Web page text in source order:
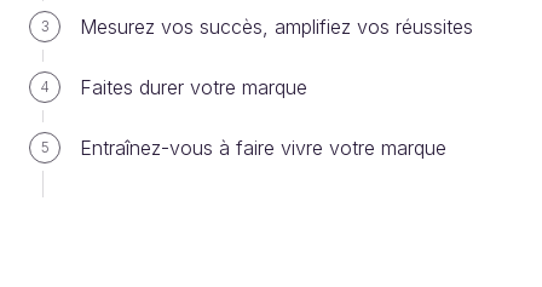
3 Mesurez vos succès, amplifiez vos réussites
4 Faites durer votre marque
5 Entraînez-vous à faire vivre votre marque
Dans un univers concurrentiel, votre ligne éditoriale
permettra également de vous différencier, et d’
reconnaissable dès les premiers mots, le titre
ou l’accroche
concurrents ont positionné leur ligne éditoriale, vous
pourrez choisir de vous positionner différemment et